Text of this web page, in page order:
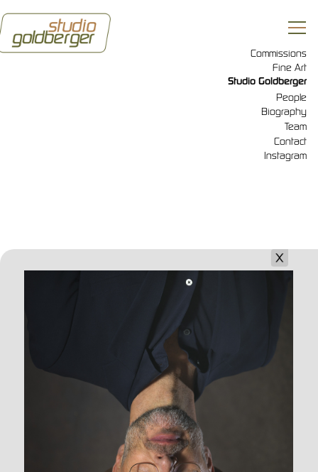
Commissions
Fine Art
Studio Goldberger
People
Biography
Team
Contact
Instagram
PRESS